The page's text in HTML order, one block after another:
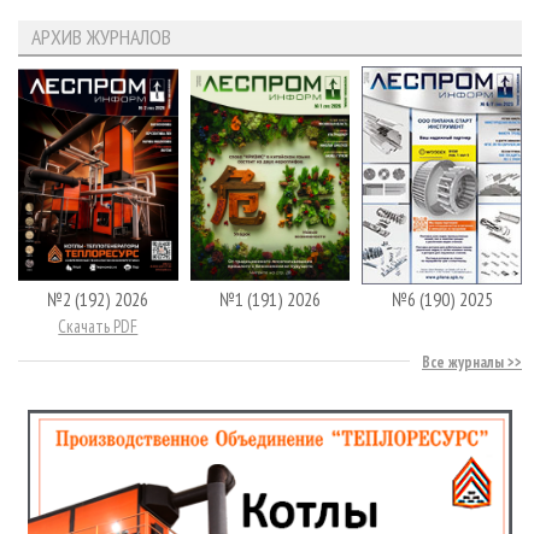
АРХИВ ЖУРНАЛОВ
№2 (192) 2026
Скачать PDF
№1 (191) 2026 №6 (190) 2025
Все журналы